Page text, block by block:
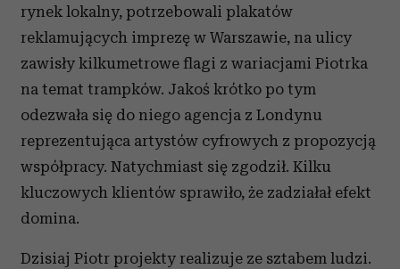
otrzymanymi od Ciebie lub uzyskanymi podczas
korzystania z ich usług.
rynek lokalny, potrzebowali plakatów
reklamujących imprezę w Warszawie, na ulicy
zawisły kilkumetrowe flagi z wariacjami Piotrka
na temat trampków. Jakoś krótko po tym
odezwała się do niego agencja z Londynu
reprezentująca artystów cyfrowych z propozycją
współpracy. Natychmiast się zgodził. Kilku
kluczowych klientów sprawiło, że zadziałał efekt
domina.
Dzisiaj Piotr projekty realizuje ze sztabem ludzi.